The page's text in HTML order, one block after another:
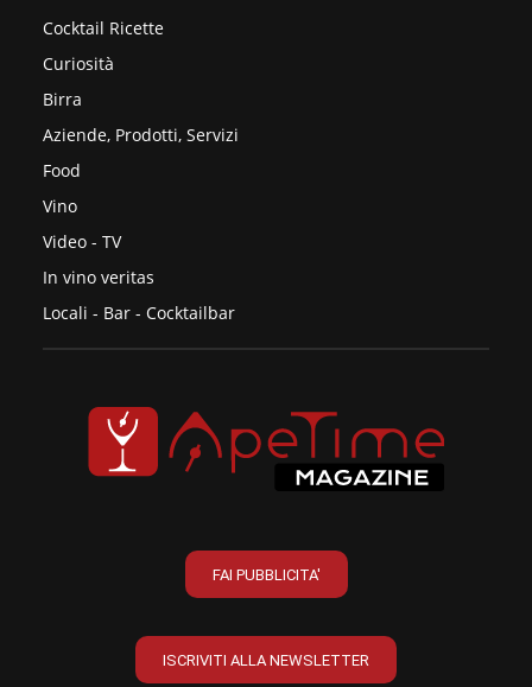
Cocktail Ricette
Curiosità
Birra
Aziende, Prodotti, Servizi
Food
Vino
Video - TV
In vino veritas
Locali - Bar - Cocktailbar
FAI PUBBLICITA'
ISCRIVITI ALLA NEWSLETTER